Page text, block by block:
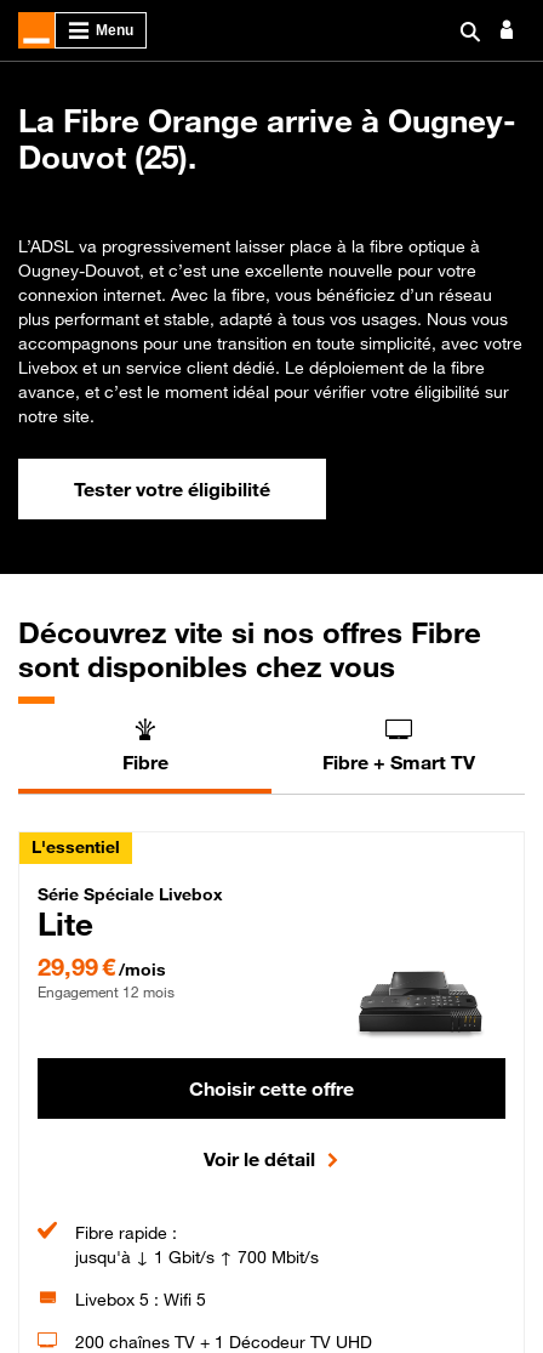
La Fibre Orange arrive à Ougney-
Douvot (25).
L’ADSL va progressivement laisser place à la fibre optique à
Ougney-Douvot, et c’est une excellente nouvelle pour votre
connexion internet. Avec la fibre, vous bénéficiez d’un réseau
plus performant et stable, adapté à tous vos usages. Nous vous
accompagnons pour une transition en toute simplicité, avec votre
Livebox et un service client dédié. Le déploiement de la fibre
avance, et c’est le moment idéal pour vérifier votre éligibilité sur
notre site.
Tester votre éligibilité
Découvrez vite si nos offres Fibre
sont disponibles chez vous
Fibre Fibre + Smart TV
L'essentiel
Série Spéciale Livebox Lite Fibre
Série Spéciale Livebox
Lite
29,99 €/mois
Engagement 12 mois
Choisir cette offre
Voir le détail
Fibre rapide :
jusqu'à ↓ 1 Gbit/s ↑ 700 Mbit/s
Livebox 5 : Wifi 5
200 chaînes TV + 1 Décodeur TV UHD